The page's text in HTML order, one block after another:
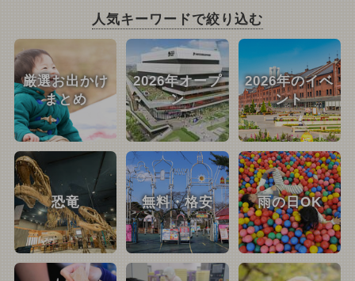
人気キーワードで絞り込む
厳選お出かけ
まとめ
2026年オープ
ン
2026年のイベ
ント
恐竜 無料・格安 雨の日OK